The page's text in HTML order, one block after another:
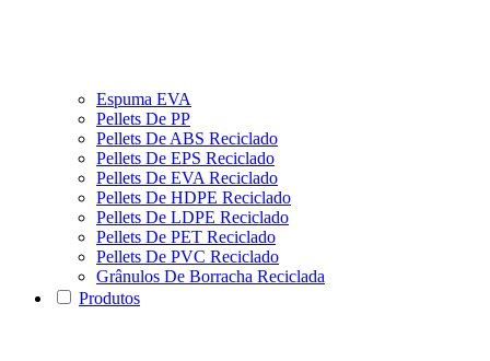
Espuma EVA
Pellets De PP
Pellets De ABS Reciclado
Pellets De EPS Reciclado
Pellets De EVA Reciclado
Pellets De HDPE Reciclado
Pellets De LDPE Reciclado
Pellets De PET Reciclado
Pellets De PVC Reciclado
Grânulos De Borracha Reciclada
Produtos